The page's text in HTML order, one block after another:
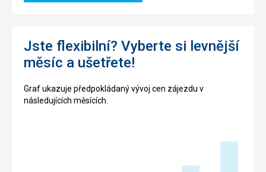
Jste flexibilní? Vyberte si levnější
měsíc a ušetřete!
Graf ukazuje předpokládaný vývoj cen zájezdu v
následujících měsících.